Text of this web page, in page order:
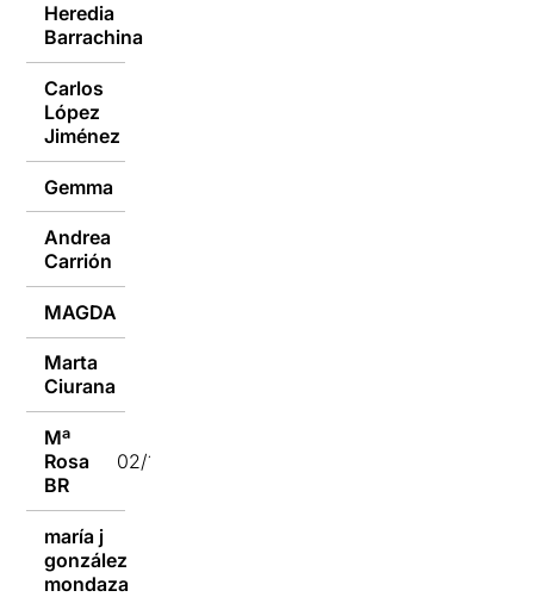
Heredia
Barrachina
Carlos
López
Jiménez
Gemma
Andrea
Carrión
MAGDA
Marta
Ciurana
Mª
Rosa
BR
02/10/2019
maría j
gonzález
mondaza